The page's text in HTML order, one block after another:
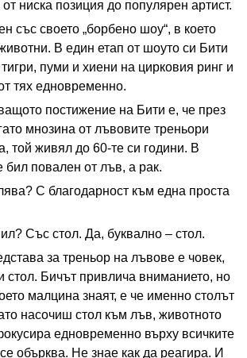
ниска позиция до популярен артист.
със своето „борбено шоу“, в което
В един етап от шоуто си Бити
пуми и хиени на цирковия ринг и
тях едновременно.
постижение на Бити е, че през
мнозина от лъвовите треньори
той живял до 60-те си години. В
бил повален от лъв, а рак.
С благодарност към една проста
Със стол. Да, буквално – стол.
за треньор на лъвове е човек,
Бичът привлича вниманието, но
малцина знаят, е че именно столът
насочиш стол към лъв, животното
едновременно върху всичките
обърква. Не знае как да реагира. И